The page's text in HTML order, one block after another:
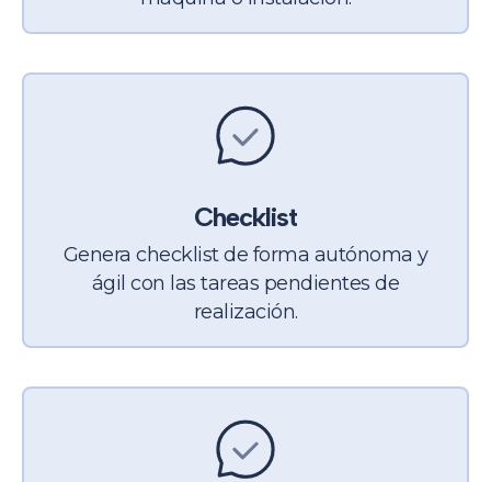
Checklist
Genera checklist de forma autónoma y
ágil con las tareas pendientes de
realización.